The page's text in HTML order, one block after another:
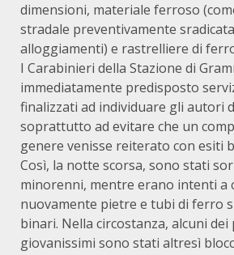
dimensioni, materiale ferroso
stradale preventivamente
alloggiamenti) e rastrelliere di
I Carabinieri della Stazione di
immediatamente predisposto
finalizzati ad individuare gli autori
soprattutto ad evitare che un
genere venisse reiterato con esiti
Così, la notte scorsa, sono stati
minorenni, mentre erano intenti a
nuovamente pietre e tubi di ferro
binari. Nella circostanza, alcuni
giovanissimi sono stati altresì